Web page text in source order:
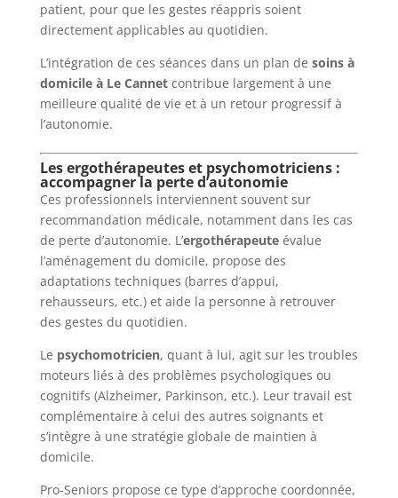
patient, pour que les gestes réappris soient
directement applicables au quotidien.
L’intégration de ces séances dans un plan de soins à
domicile à Le Cannetcontribue largement à une
meilleure qualité de vie et à un retour progressif à
l’autonomie.
Les ergothérapeutes et psychomotriciens :
accompagner la perte d’autonomie
Ces professionnels interviennent souvent sur
recommandation médicale, notamment dans les cas
de perte d’autonomie. L’ergothérapeuteévalue
l’aménagement du domicile, propose des
adaptations techniques (barres d’appui,
rehausseurs, etc.) et aide la personne à retrouver
des gestes du quotidien.
Le psychomotricien, quant à lui, agit sur les troubles
moteurs liés à des problèmes psychologiques ou
cognitifs (Alzheimer, Parkinson, etc.). Leur travail est
complémentaire à celui des autres soignants et
s’intègre à une stratégie globale de maintien à
domicile.
Pro-Seniors propose ce type d’approche coordonnée,